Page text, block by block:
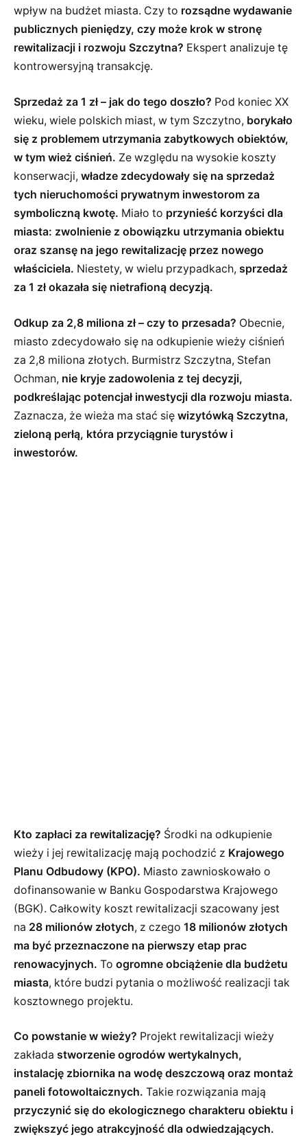
wpływ na budżet miasta. Czy to rozsądne wydawanie
publicznych pieniędzy, czy może krok w stronę
rewitalizacji i rozwoju Szczytna? Ekspert analizuje tę
kontrowersyjną transakcję.
Sprzedaż za 1 zł – jak do tego doszło? Pod koniec XX
wieku, wiele polskich miast, w tym Szczytno, borykało
się z problemem utrzymania zabytkowych obiektów,
w tym wież ciśnień. Ze względu na wysokie koszty
konserwacji, władze zdecydowały się na sprzedaż
tych nieruchomości prywatnym inwestorom za
symboliczną kwotę. Miało to przynieść korzyści dla
miasta: zwolnienie z obowiązku utrzymania obiektu
oraz szansę na jego rewitalizację przez nowego
właściciela. Niestety, w wielu przypadkach, sprzedaż
za 1 zł okazała się nietrafioną decyzją.
Odkup za 2,8 miliona zł – czy to przesada? Obecnie,
miasto zdecydowało się na odkupienie wieży ciśnień
za 2,8 miliona złotych. Burmistrz Szczytna, Stefan
Ochman, nie kryje zadowolenia z tej decyzji,
podkreślając potencjał inwestycji dla rozwoju miasta.
Zaznacza, że wieża ma stać się wizytówką Szczytna,
zieloną perłą, która przyciągnie turystów i
inwestorów.
Kto zapłaci za rewitalizację? Środki na odkupienie
wieży i jej rewitalizację mają pochodzić z Krajowego
Planu Odbudowy (KPO). Miasto zawnioskowało o
dofinansowanie w Banku Gospodarstwa Krajowego
(BGK). Całkowity koszt rewitalizacji szacowany jest
na 28 milionów złotych, z czego 18 milionów złotych
ma być przeznaczone na pierwszy etap prac
renowacyjnych. To ogromne obciążenie dla budżetu
miasta, które budzi pytania o możliwość realizacji tak
kosztownego projektu.
Co powstanie w wieży? Projekt rewitalizacji wieży
zakłada stworzenie ogrodów wertykalnych,
instalację zbiornika na wodę deszczową oraz montaż
paneli fotowoltaicznych. Takie rozwiązania mają
przyczynić się do ekologicznego charakteru obiektu i
zwiększyć jego atrakcyjność dla odwiedzających.